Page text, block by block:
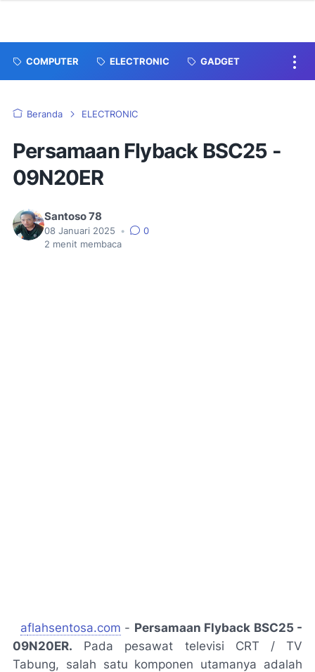
COMPUTER ELECTRONIC GADGET
Beranda ELECTRONIC
Persamaan Flyback BSC25 -
09N20ER
Santoso 78
08 Januari 2025 •
0
2 menit membaca
aflahsentosa.com - Persamaan Flyback BSC25 -
09N20ER. Pada pesawat televisi CRT / TV
Tabung, salah satu komponen utamanya adalah